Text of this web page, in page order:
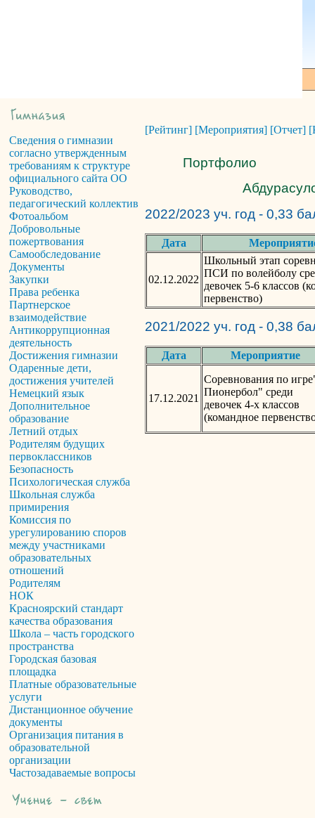
Сведения о гимназии
согласно утвержденным
требованиям к структуре
официального сайта ОО
Руководство,
педагогический коллектив
Фотоальбом
Добровольные
пожертвования
Самообследование
Документы
Закупки
Права ребенка
Партнерское
взаимодействие
Антикоррупционная
деятельность
Достижения гимназии
Одаренные дети,
достижения учителей
Немецкий язык
Дополнительное
образование
Летний отдых
Родителям будущих
первоклассников
Безопасность
Психологическая служба
Школьная служба
примирения
Комиссия по
урегулированию споров
между участниками
образовательных
отношений
Родителям
НОК
Красноярский стандарт
качества образования
Школа – часть городского
пространства
Городская базовая
площадка
Платные образовательные
услуги
Дистанционное обучение
документы
Организация питания в
образовательной
организации
Частозадаваемые вопросы
[Рейтинг] [Мероприятия] [Отчет]
Портфолио
2022/2023 уч. год - 0,33
Дата
02.12.2022
Школьный этап
ПСИ по волейболу
девочек 5-6 классов
первенство)
2021/2022 уч. год - 0,38
Дата Мероприятие
17.12.2021
Соревнования по
Пионербол" среди
девочек 4-х классов
(командное